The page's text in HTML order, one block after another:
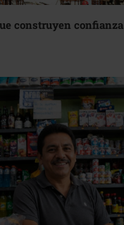
construyen confianza